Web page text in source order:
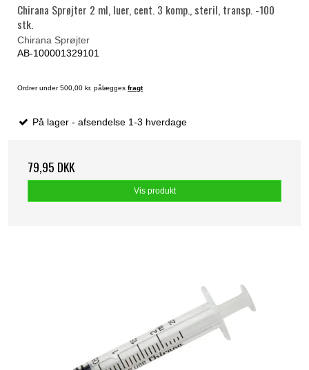
Chirana Sprøjter 2 ml, luer, cent. 3 komp., steril, transp. -100
stk.
Chirana Sprøjter
AB-100001329101
Ordrer under 500,00 kr. pålægges fragt
På lager - afsendelse 1-3 hverdage
79,95 DKK
Vis produkt